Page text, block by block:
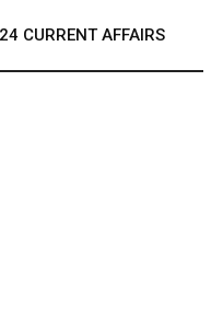
CURRENT AFFAIRS